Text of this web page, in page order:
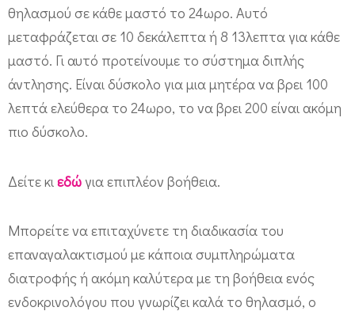
θηλασμού σε κάθε μαστό το 24ωρο. Αυτό
μεταφράζεται σε 10 δεκάλεπτα ή 8 13λεπτα για κάθε
μαστό. Γι αυτό προτείνουμε το σύστημα διπλής
άντλησης. Είναι δύσκολο για μια μητέρα να βρει 100
λεπτά ελεύθερα το 24ωρο, το να βρει 200 είναι ακόμη
πιο δύσκολο.
Δείτε κι εδώ για επιπλέον βοήθεια.
Μπορείτε να επιταχύνετε τη διαδικασία του
επαναγαλακτισμού με κάποια συμπληρώματα
διατροφής ή ακόμη καλύτερα με τη βοήθεια ενός
ενδοκρινολόγου που γνωρίζει καλά το θηλασμό, ο